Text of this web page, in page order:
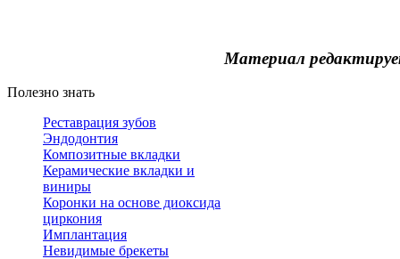
Материал
Полезно знать
Реставрация зубов
Эндодонтия
Композитные вкладки
Керамические вкладки и
виниры
Коронки на основе диоксида
циркония
Имплантация
Невидимые брекеты